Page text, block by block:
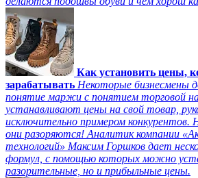
Как установить цены,
зарабатывать Некоторые бизнесмены
понятие маржи с понятием торговой
устанавливают цены на свой товар,
исключительно примером конкурентов.
они разоряются! Аналитик компании
технологий» Максим Горшков дает
формул, с помощью которых можно
разорительные, но и прибыльные цены.